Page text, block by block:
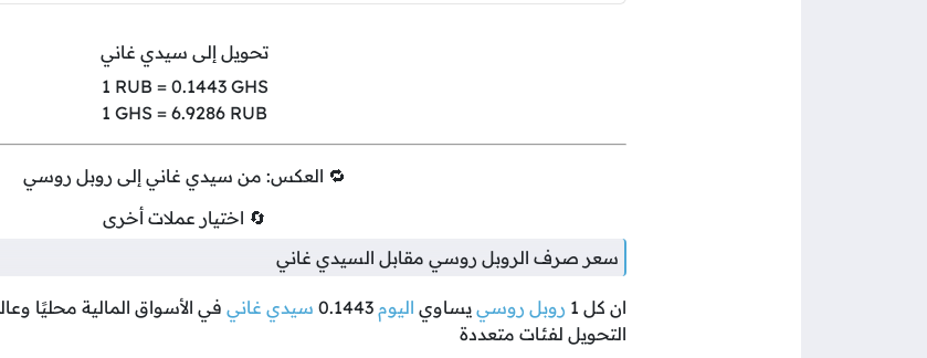
تحويل إلى سيدي غاني
1 RUB = 0.1443GHS
1 GHS = 6.9286 RUB
🔁 العكس: من سيدي غاني إلى روبل روسي
🔄 اختيار عملات أخرى
سعر صرف الروبل روسي مقابل السيدي غاني
ان كل 1 روبل روسي يساوي اليوم 0.1443 سيدي غاني في الأسواق المالية محليًا
التحويل لفئات متعددة